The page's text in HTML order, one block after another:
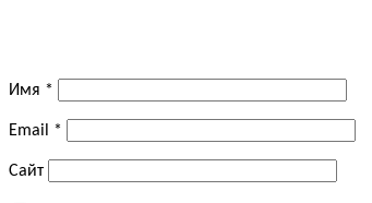
Имя *
Email *
Сайт